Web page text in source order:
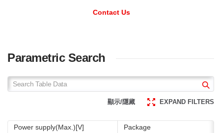
Contact Us
Parametric Search
顯示/隱藏 EXPAND FILTERS
Power supply(Max.)[V] Package